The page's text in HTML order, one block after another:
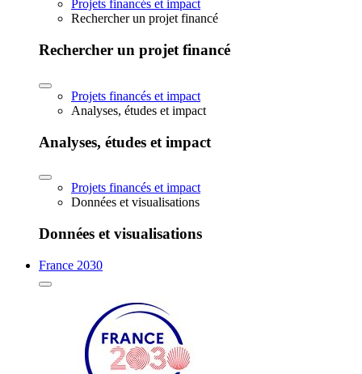
Projets financés et impact
Rechercher un projet financé
Rechercher un projet financé
Projets financés et impact
Analyses, études et impact
Analyses, études et impact
Projets financés et impact
Données et visualisations
Données et visualisations
France 2030